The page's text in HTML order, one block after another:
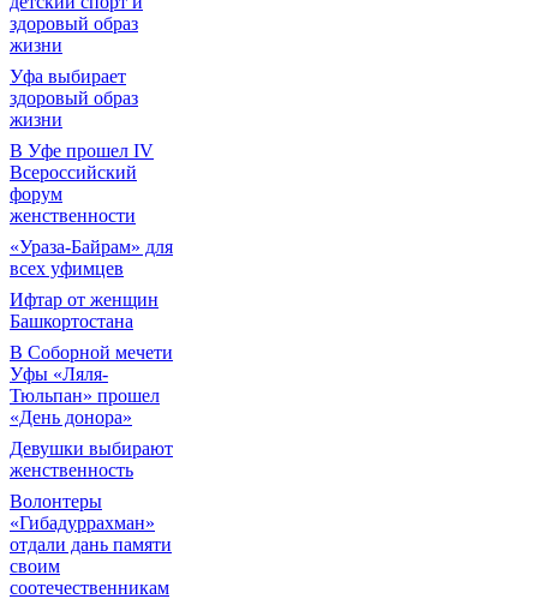
здоровый образ
жизни
Уфа выбирает
здоровый образ
жизни
В Уфе прошел IV
Всероссийский
форум
женственности
«Ураза-Байрам» для
всех уфимцев
Ифтар от женщин
Башкортостана
В Соборной мечети
Уфы «Ляля-
Тюльпан» прошел
«День донора»
Девушки выбирают
женственность
Волонтеры
«Гибадуррахман»
отдали дань памяти
своим
соотечественникам